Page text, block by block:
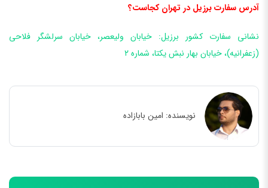
آدرس سفارت برزیل در تهران کجاست؟
نشانی سفارت کشور برزیل: خیابان ولیعصر، خیابان سرلشگر فلاحی
(زعفرانیه)، خیابان بهار نبش یکتا، شماره ۲
نویسنده: امین بابازاده